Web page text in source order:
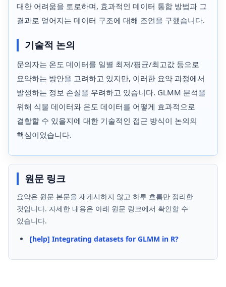
대한 어려움을 토로하며, 효과적인 데이터 통합 방법과 그
결과로 얻어지는 데이터 구조에 대해 조언을 구했습니다.
기술적 논의
문의자는 온도 데이터를 일별 최저/평균/최고값 등으로
요약하는 방안을 고려하고 있지만, 이러한 요약 과정에서
발생하는 정보 손실을 우려하고 있습니다. GLMM 분석을
위해 식물 데이터와 온도 데이터를 어떻게 효과적으로
결합할 수 있을지에 대한 기술적인 접근 방식이 논의의
핵심이었습니다.
원문 링크
요약은 원문 본문을 재게시하지 않고 하루 흐름만 정리한
것입니다. 자세한 내용은 아래 원문 링크에서 확인할 수
있습니다.
[help] Integrating datasets for GLMM in R?